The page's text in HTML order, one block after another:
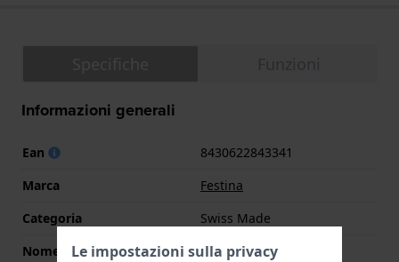
Informazioni generali
Ean
8430622843341
Marca
Festina
Categoria
Swiss Made
Nome
Grace
Le impostazioni sulla privacy